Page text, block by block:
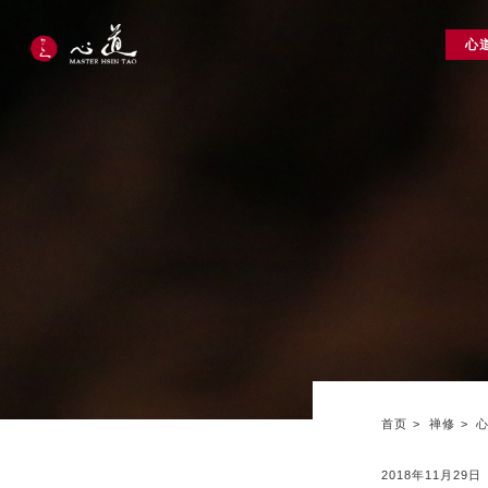
首页 禅修
2018年11月29日
心